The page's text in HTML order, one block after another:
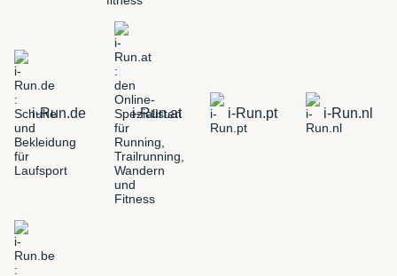
i-Run.de i-Run.at i-Run.pt i-Run.nl